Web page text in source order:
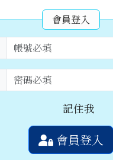
會員登入
記住我
會員登入